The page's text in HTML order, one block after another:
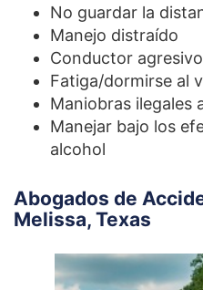
No guardar la
Manejo distraído
Conductor agresivo
Fatiga/dormirse al
Maniobras ilegales
Manejar bajo los
alcohol
Abogados de
Melissa, Texas